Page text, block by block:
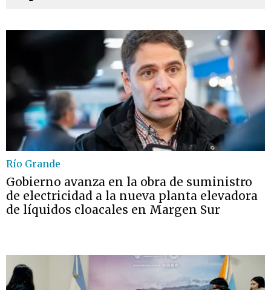
Río Grande
Gobierno avanza en la obra de suministro
de electricidad a la nueva planta elevadora
de líquidos cloacales en Margen Sur